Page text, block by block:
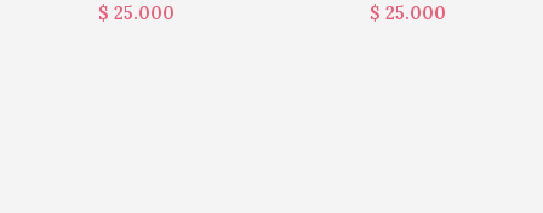
$ 25.000
$ 25.000